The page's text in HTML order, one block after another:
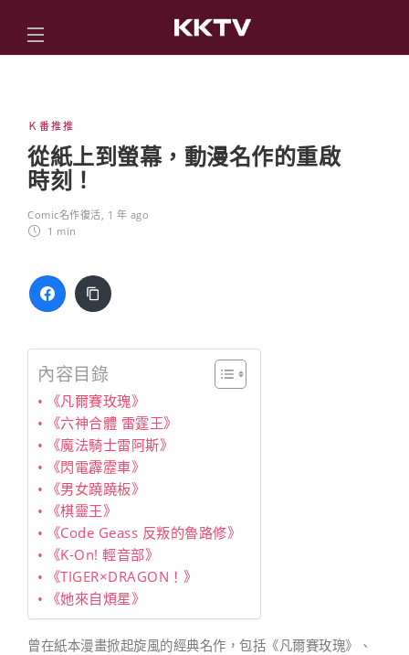
Ｋ番推推
從紙上到螢幕，動漫名作的重啟
時刻！
Comic名作復活, 1 年 ago
1 min
內容目錄
《凡爾賽玫瑰》
《六神合體 雷霆王》
《魔法騎士雷阿斯》
《閃電霹靂車》
《男女蹺蹺板》
《棋靈王》
《Code Geass 反叛的魯路修》
《K-On! 輕音部》
《TIGER×DRAGON！》
《她來自煩星》
曾在紙本漫畫掀起旋風的經典名作，包括《凡爾賽玫瑰》、